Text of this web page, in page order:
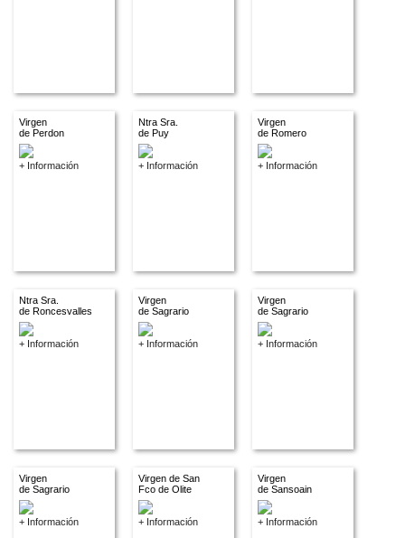
Virgen
de Perdon
+ Información
Ntra Sra.
de Puy
+ Información
Virgen
de Romero
+ Información
Ntra Sra.
de Roncesvalles
+ Información
Virgen
de Sagrario
+ Información
Virgen
de Sagrario
+ Información
Virgen
de Sagrario
+ Información
Virgen de San
Fco de Olite
+ Información
Virgen
de Sansoain
+ Información